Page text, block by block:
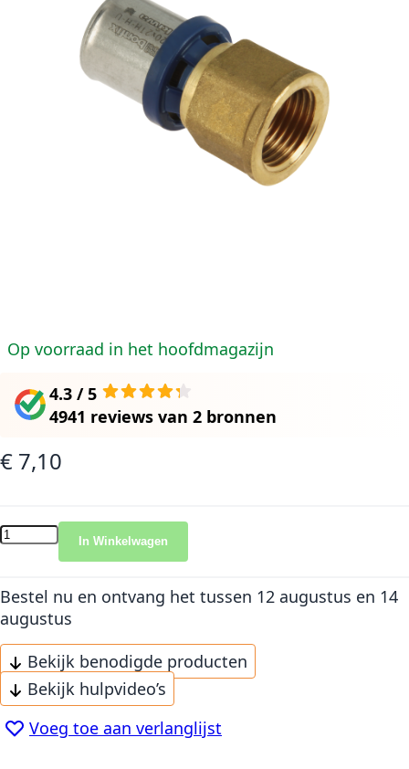
Op voorraad in het hoofdmagazijn
4.3 / 5
4941 reviews van 2 bronnen
€ 7,10
In Winkelwagen
Bestel nu en ontvang het tussen 12 augustus en 14
augustus
Bekijk benodigde producten
Bekijk hulpvideo’s
Voeg toe aan verlanglijst